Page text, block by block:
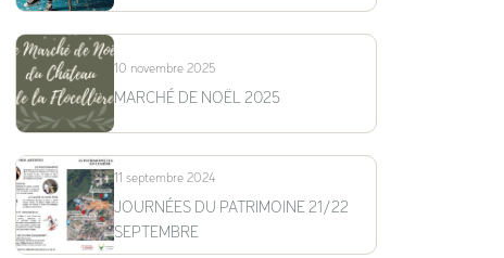
10 novembre 2025
MARCHÉ DE NOËL 2025
11 septembre 2024
JOURNÉES DU PATRIMOINE 21/22
SEPTEMBRE